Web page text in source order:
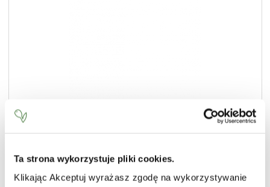
Ta strona wykorzystuje pliki cookies.
Klikając Akceptuj wyrażasz zgodę na wykorzystywanie